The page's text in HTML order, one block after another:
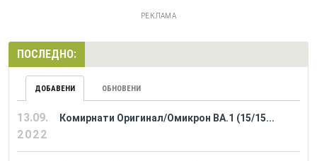
РЕКЛАМА
ПОСЛЕДНО:
ДОБАВЕНИ ОБНОВЕНИ
13.09.
2022
Комирнати Оригинал/Омикрон BA.1 (15/15...